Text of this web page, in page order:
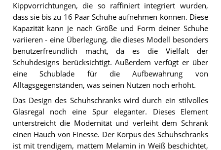
Kippvorrichtungen, die so raffiniert integriert wurden,
dass sie bis zu 16 Paar Schuhe aufnehmen können. Diese
Kapazität kann je nach Größe und Form deiner Schuhe
variieren - eine Überlegung, die dieses Modell besonders
benutzerfreundlich macht, da es die Vielfalt der
Schuhdesigns berücksichtigt. Außerdem verfügt er über
eine Schublade für die Aufbewahrung von
Alltagsgegenständen, was seinen Nutzen noch erhöht.
Das Design des Schuhschranks wird durch ein stilvolles
Glasregal noch eine Spur eleganter. Dieses Element
unterstreicht die Modernität und verleiht dem Schrank
einen Hauch von Finesse. Der Korpus des Schuhschranks
ist mit trendigem, mattem Melamin in Weiß beschichtet,